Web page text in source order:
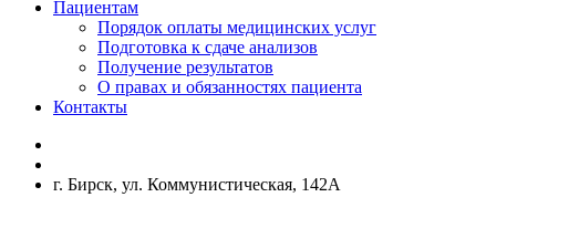
Пациентам
Порядок оплаты медицинских услуг
Подготовка к сдаче анализов
Получение результатов
О правах и обязанностях пациента
Контакты
г. Бирск, ул. Коммунистическая, 142А